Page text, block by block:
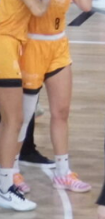
La entrevista